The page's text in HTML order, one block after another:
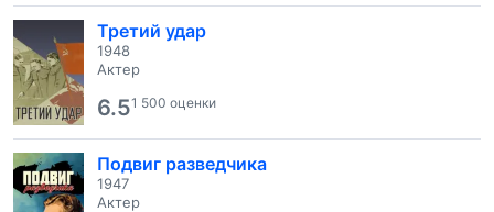
Третий удар
1948
Актер
6.51 500 оценки
Подвиг разведчика
1947
Актер